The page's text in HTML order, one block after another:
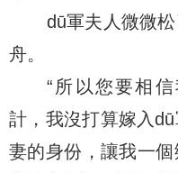
dū軍夫人微微
舟。
“所以您要相
計，我沒打算嫁入
妻的身份，讓我一